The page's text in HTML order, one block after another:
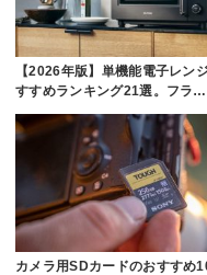
【2026年版】単機能電子レン
すすめランキング21選。フラ…
カメラ用SDカードのおすすめ